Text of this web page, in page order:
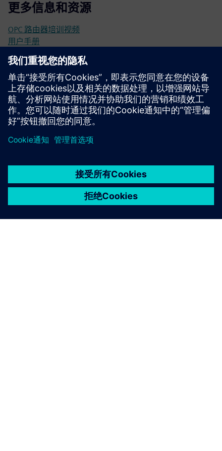
更多信息和资源
OPC 路由器培训视频
用户手册
国际 OPC 路由器用例
发行说明
技术文档
OPC 路由器最终用户许可协议 | Terms and Conditions